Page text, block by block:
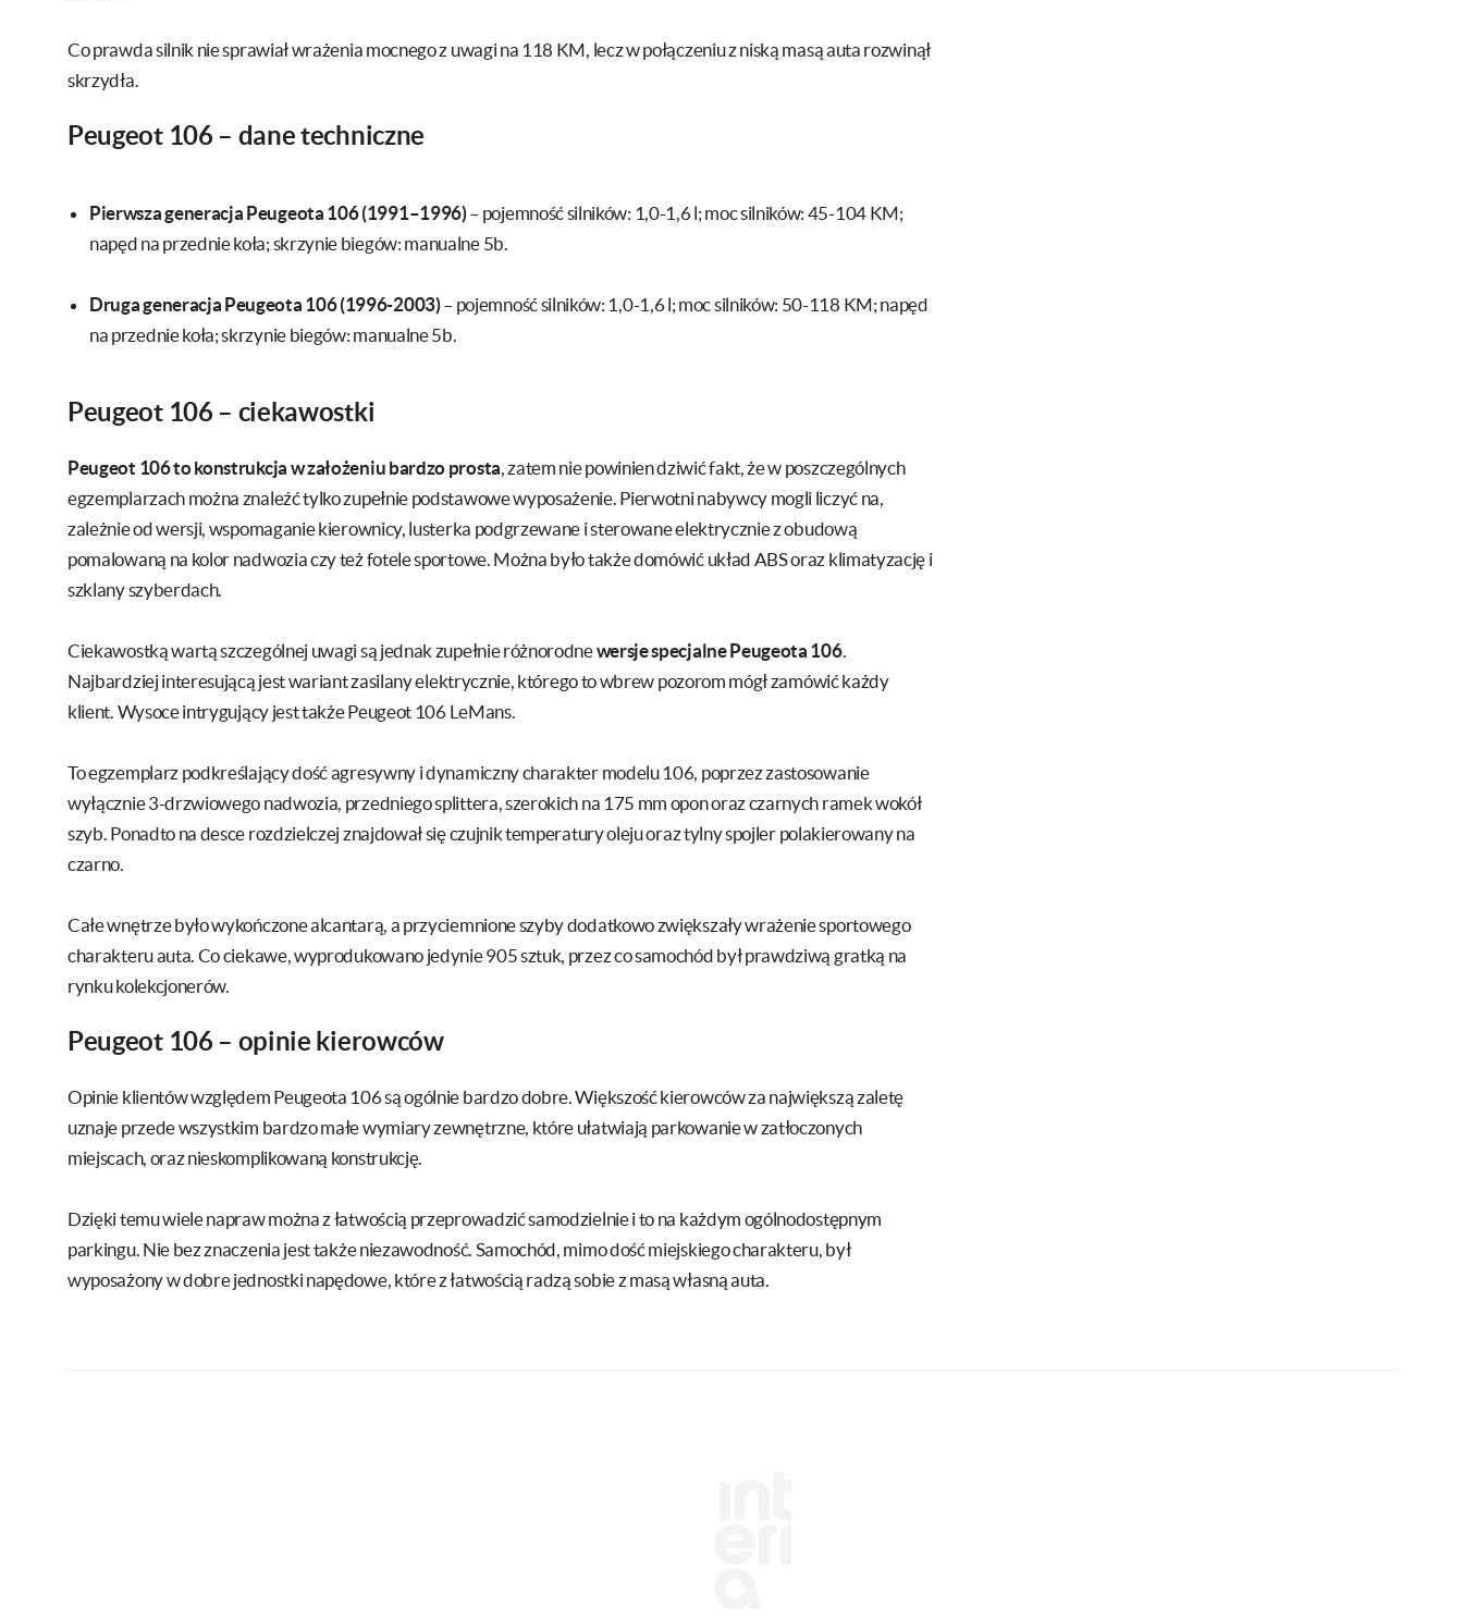
Co prawda silnik nie sprawiał wrażenia mocnego z uwagi na 118 KM, lecz w połączeniu z niską masą auta rozwinął
skrzydła.
Peugeot 106 – dane techniczne
Pierwsza generacja Peugeota 106 (1991–1996)– pojemność silników: 1,0-1,6 l; moc silników: 45-104 KM;
napęd na przednie koła; skrzynie biegów: manualne 5b.
Druga generacja Peugeota 106 (1996-2003)– pojemność silników: 1,0-1,6 l; moc silników: 50-118 KM; napęd
na przednie koła; skrzynie biegów: manualne 5b.
Peugeot 106 – ciekawostki
Peugeot 106 to konstrukcja w założeniu bardzo prosta , zatem nie powinien dziwić fakt, że w poszczególnych
egzemplarzach można znaleźć tylko zupełnie podstawowe wyposażenie. Pierwotni nabywcy mogli liczyć na,
zależnie od wersji, wspomaganie kierownicy, lusterka podgrzewane i sterowane elektrycznie z obudową
pomalowaną na kolor nadwozia czy też fotele sportowe. Można było także domówić układ ABS oraz klimatyzację i
szklany szyberdach.
Ciekawostką wartą szczególnej uwagi są jednak zupełnie różnorodnewersje specjalne Peugeota 106.
Najbardziej interesującą jest wariant zasilany elektrycznie, którego to wbrew pozorom mógł zamówić każdy
klient. Wysoce intrygujący jest także Peugeot 106 LeMans.
To egzemplarz podkreślający dość agresywny i dynamiczny charakter modelu 106, poprzez zastosowanie
wyłącznie 3-drzwiowego nadwozia, przedniego splittera, szerokich na 175 mm opon oraz czarnych ramek wokół
szyb. Ponadto na desce rozdzielczej znajdował się czujnik temperatury oleju oraz tylny spojler polakierowany na
czarno.
Całe wnętrze było wykończone alcantarą, a przyciemnione szyby dodatkowo zwiększały wrażenie sportowego
charakteru auta. Co ciekawe, wyprodukowano jedynie 905 sztuk, przez co samochód był prawdziwą gratką na
rynku kolekcjonerów.
Peugeot 106 – opinie kierowców
Opinie klientów względem Peugeota 106 są ogólnie bardzo dobre. Większość kierowców za największą zaletę
uznaje przede wszystkim bardzo małe wymiary zewnętrzne, które ułatwiają parkowanie w zatłoczonych
miejscach, oraz nieskomplikowaną konstrukcję.
Dzięki temu wiele napraw można z łatwością przeprowadzić samodzielnie i to na każdym ogólnodostępnym
parkingu. Nie bez znaczenia jest także niezawodność. Samochód, mimo dość miejskiego charakteru, był
wyposażony w dobre jednostki napędowe, które z łatwością radzą sobie z masą własną auta.